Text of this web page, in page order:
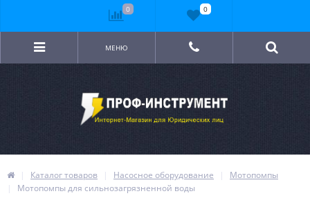
МЕНЮ
Каталог товаров Насосное оборудование
Мотопомпы
Мотопомпы для сильнозагрязненной воды
0 0